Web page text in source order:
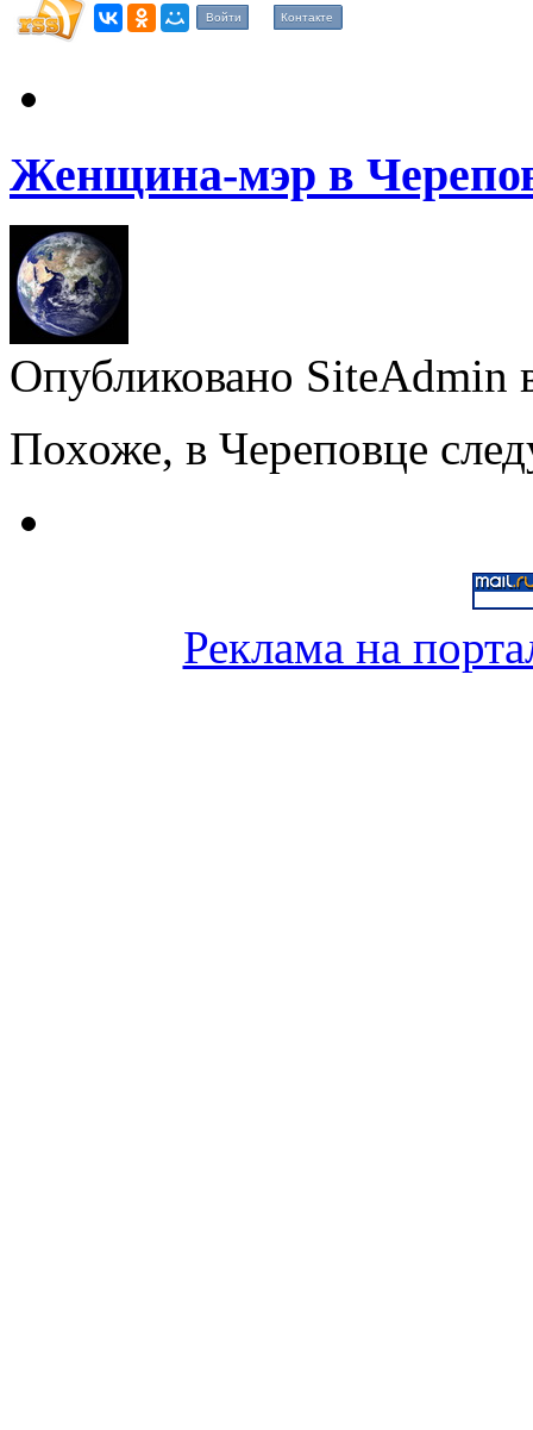
Войти Контакте
Женщина-мэр в
Опубликовано
Похоже, в Череповце
Реклама на